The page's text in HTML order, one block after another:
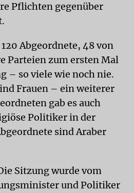
Pflichten gegenüber
Abgeordnete, 48 von
Parteien zum ersten Mal
– so viele wie noch nie.
Frauen – ein weiterer
gab es auch
Politiker in der
sind Araber
Sitzung wurde vom
und Politiker